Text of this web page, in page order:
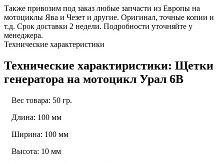
Также привозим под заказ любые запчасти из Европы на
мотоциклы Ява и Чезет и другие. Оригинал, точные копии и
т.д. Срок доставки 2 недели. Подробности уточняйте у
менеджера.
Технические характеристики
Технические характиристики: Щетки
генератора на мотоцикл Урал 6В
Вес товара: 50 гр.
Длина: 100 мм
Ширина: 100 мм
Высота: 10 мм